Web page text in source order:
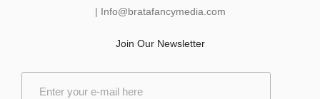
| Info@bratafancymedia.com
Join Our Newsletter